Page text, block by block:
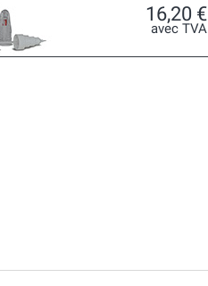
16,20 €
avec TVA